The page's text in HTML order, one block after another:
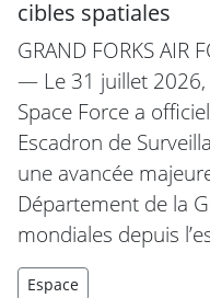
cibles spatiales
GRAND FORKS AIR
— Le 31 juillet 2026,
Space Force a
Escadron de
une avancée
Département de la
mondiales depuis
Espace